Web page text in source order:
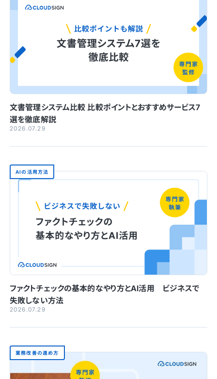
2026.07.29
文書管理システム比較 比較ポイントとおすすめサービス7
選を徹底解説
AIの活用方法
2026.07.29
ファクトチェックの基本的なやり方とAI活用 ビジネスで
失敗しない方法
業務改善の進め方